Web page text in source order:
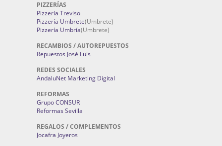
PIZZERÍAS
Pizzería Treviso
Pizzería Umbrete(Umbrete)
Pizzería Umbría(Umbrete)
RECAMBIOS / AUTOREPUESTOS
Repuestos José Luis
REDES SOCIALES
AndaluNet Marketing Digital
REFORMAS
Grupo CONSUR
Reformas Sevilla
REGALOS / COMPLEMENTOS
Jocafra Joyeros